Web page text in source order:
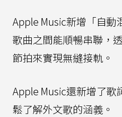
Apple Music新增「自動
歌曲之間能順暢串聯，
節拍來實現無縫接軌。
Apple Music還新增了歌
鬆了解外文歌的涵義。